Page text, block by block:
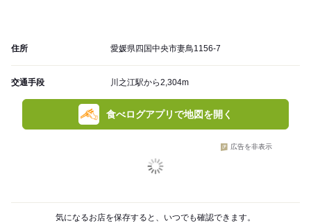
住所 愛媛県四国中央市妻鳥1156-7
交通手段 川之江駅から2,304m
食べログアプリで地図を開く
広告を非表示
気になるお店を保存すると、いつでも確認できます。